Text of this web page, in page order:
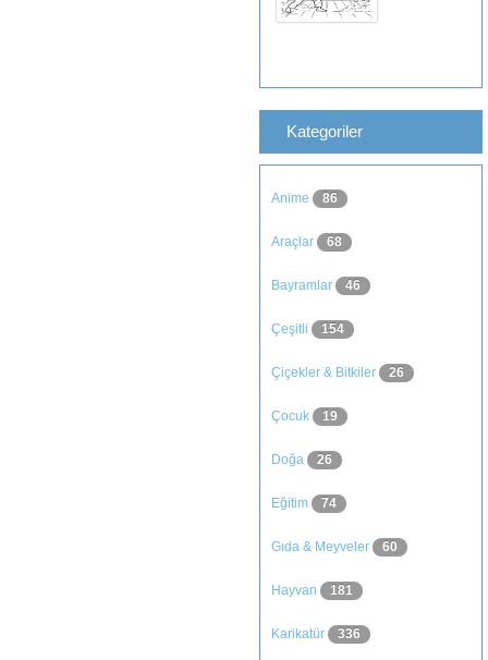
Kategoriler
Anime 86
Araçlar 68
Bayramlar 46
Çeşitli 154
Çiçekler & Bitkiler 26
Çocuk 19
Doğa 26
Eğitim 74
Gıda & Meyveler 60
Hayvan 181
Karikatür 336